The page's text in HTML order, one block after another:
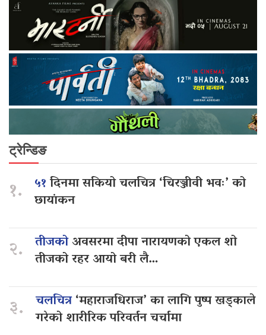
ट्रेन्डिङ
१. ५१दिनमा सकियो चलचित्र ‘चिरञ्जीवी भवः’ को
छायांकन
२. तीजकोअवसरमा दीपा नारायणको एकल शो
तीजको रहर आयो बरी लै…
३. चलचित्र‘महाराजधिराज’ का लागि पुष्प खड्काले
गरेको शारीरिक परिवर्तन चर्चामा